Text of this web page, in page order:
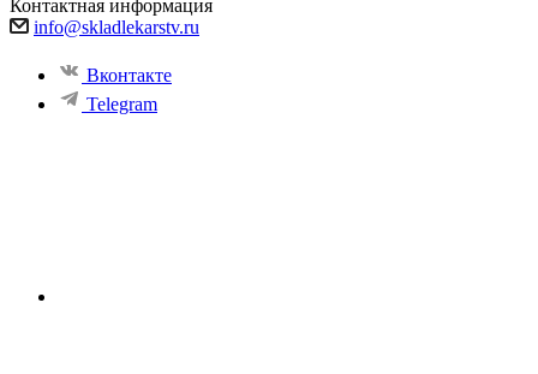
Контактная информация
info@skladlekarstv.ru
Вконтакте
Telegram